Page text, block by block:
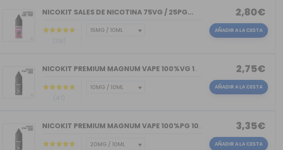
NICOKIT SALES DE NICOTINA 75VG / 25PG...
(318)
2,80€
AÑADIR A LA CESTA
NICOKIT PREMIUM MAGNUM VAPE 100%VG 10ML
(47)
2,75€
AÑADIR A LA CESTA
NICOKIT PREMIUM MAGNUM VAPE 100%PG 10ML 3,35€
AÑADIR A LA CESTA